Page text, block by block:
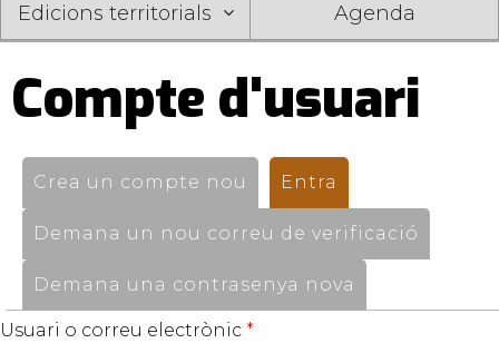
Edicions territorials Agenda
Compte d'usuari
Pestanyes
primàries
Crea un compte nou Entra
Demana un nou correu de verificació
Demana una contrasenya nova
Usuari o correu electrònic *